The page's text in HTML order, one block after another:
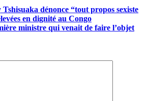
dénonce “tout propos sexiste
en dignité au Congo
ministre qui venait de faire l’objet